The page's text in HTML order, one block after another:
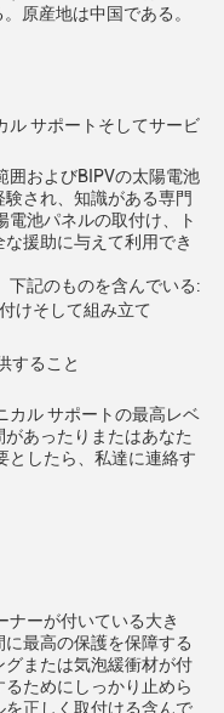
原産地は中国である。
ル サポートそしてサービ
囲およびBIPVの太陽電池
され、知識がある専門
電池パネルの取付け、ト
援助に与えて利用でき
下記のものを含んでいる:
けそして組み立て
すること
カル サポートの最高レベ
あったりまたはあなた
としたら、私達に連絡す
ナーが付いている大き
最高の保護を保障する
または気泡緩衝材が付
ためにしっかり止めら
正しく取付ける含んで